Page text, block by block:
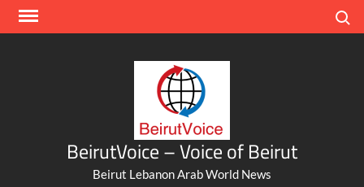
Skip
BeirutVoice – Voice of Beirut
Beirut Lebanon Arab World News